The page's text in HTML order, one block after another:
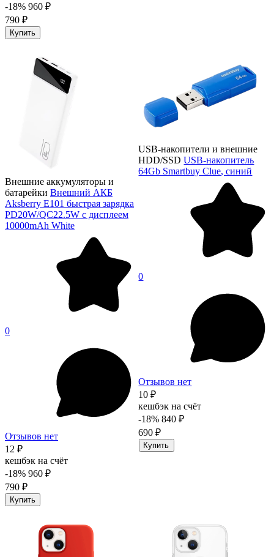
-18% 960 ₽
790 ₽
Купить
Внешние аккумуляторы и
батарейки Внешний АКБ
Aksberry E101 быстрая зарядка
PD20W/QC22.5W с дисплеем
10000mAh White
0
Отзывов нет
12 ₽
кешбэк на счёт
-18% 960 ₽
790 ₽
Купить
USB-накопители и внешние
HDD/SSD USB-накопитель
64Gb Smartbuy Clue, синий
0
Отзывов нет
10 ₽
кешбэк на счёт
-18% 840 ₽
690 ₽
Купить